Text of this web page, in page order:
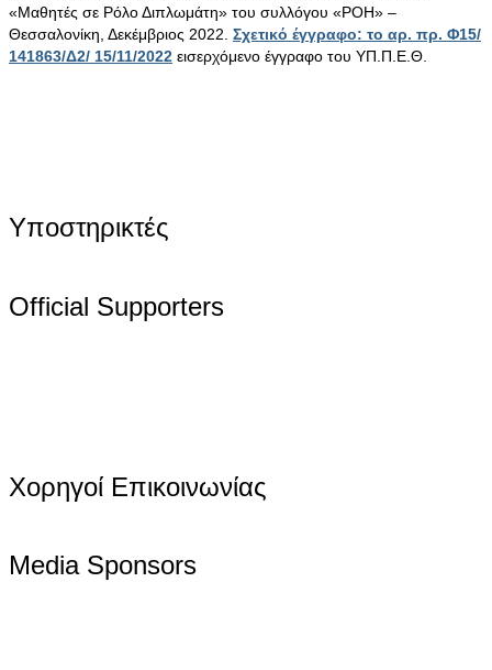
«Μαθητές σε Ρόλο Διπλωμάτη» του συλλόγου «ΡΟΗ» –
Θεσσαλονίκη, Δεκέμβριος 2022. Σχετικό έγγραφο: το αρ. πρ. Φ15/
141863/Δ2/ 15/11/2022 εισερχόμενο έγγραφο του ΥΠ.Π.Ε.Θ.
Υποστηρικτές
Official Supporters
Χορηγοί Επικοινωνίας
Media Sponsors